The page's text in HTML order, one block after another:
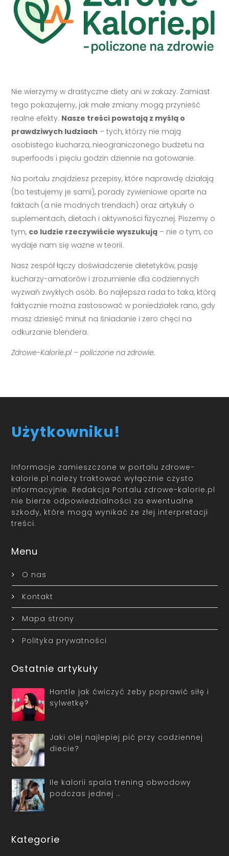
Nie wierzymy w drastyczne diety ani w zakazy. Zamiast
tego pokazujemy, jak małe zmiany mogą przynieść
realne efekty. Nasze treści powstają z myślą o
prawdziwych ludziach – tych, którzy nie mają
osobistego kucharza, nieograniczonego budżetu na
superfoods i pięciu godzin dziennie na gotowanie.
Na portalu znajdziesz przepisy, które naprawdę działają
(bo testujemy je sami), porady żywieniowe oparte na
faktach (a nie modnych trendach) oraz artykuły o
suplementach, dietach i aktywności fizycznej. Piszemy o
tym, co ludzie rzeczywiście wyszukują – nie o tym, co
wydaje nam się ważne w teorii.
Nasz zespół łączy doświadczenie dietetyków, pasję
kucharzy-amatorów i zrozumienie dla codziennych
wyzwań zwykłych osób. Bo najlepsza rada to taka, którą
faktycznie można zastosować w poniedziałek rano, gdy
masz dziesięć minut na śniadanie i zero chęci na
odkurzanie blendera.
Zdrowe-Kalorie.pl – policzone na zdrowie.
Użytkowniku!
Informacje zamieszczone w portalu zdrowe-
kalorie.pl należy traktować wyłącznie czysto
informacyjnie. Redakcja Portalu zdrowe-kalorie.pl
nie bierze odpowiedzialności za ewentualne
szkody, które mogą wynikać ze złej interpretacji
treści.
Menu
O nas
Kontakt
Mapa strony
Polityka prywatności
Ostatnie artykuły
Hantle jak ćwiczyć żeby poprawić siłę i
sylwetkę?
Jaki olej najlepiej pić przy codziennej
diecie?
Ile kalorii spala trening obwodowy
podczas jednej …
Kategorie